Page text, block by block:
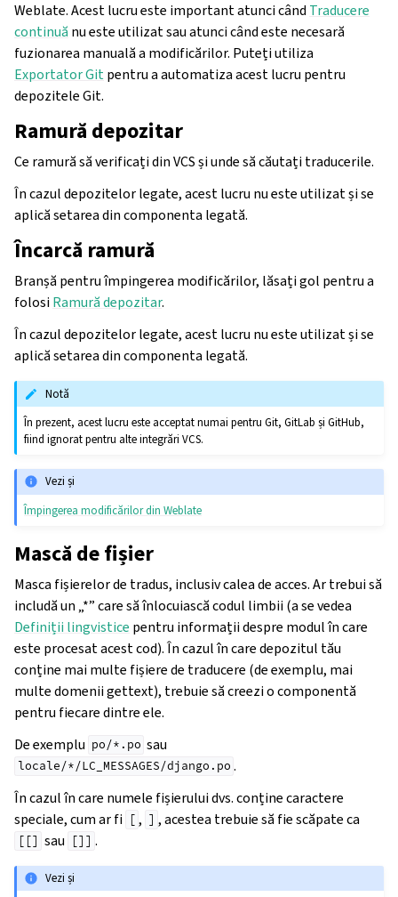
Weblate. Acest lucru este important atunci când Traducere
continuă nu este utilizat sau atunci când este necesară
fuzionarea manuală a modificărilor. Puteți utiliza
Exportator Gitpentru a automatiza acest lucru pentru
depozitele Git.
Ramură depozitar
Ce ramură să verificați din VCS și unde să căutați traducerile.
În cazul depozitelor legate, acest lucru nu este utilizat și se
aplică setarea din componenta legată.
Încarcă ramură
Branșă pentru împingerea modificărilor, lăsați gol pentru a
folosiRamură depozitar.
În cazul depozitelor legate, acest lucru nu este utilizat și se
aplică setarea din componenta legată.
Notă
În prezent, acest lucru este acceptat numai pentru Git, GitLab și GitHub,
fiind ignorat pentru alte integrări VCS.
Vezi și
Împingerea modificărilor din Weblate
Mască de fișier
Masca fișierelor de tradus, inclusiv calea de acces. Ar trebui să
includă un „*” care să înlocuiască codul limbii (a se vedea
Definiții lingvistice pentru informații despre modul în care
este procesat acest cod). În cazul în care depozitul tău
conține mai multe fișiere de traducere (de exemplu, mai
multe domenii gettext), trebuie să creezi o componentă
pentru fiecare dintre ele.
De exemplu po/*.po sau
locale/*/LC_MESSAGES/django.po .
În cazul în care numele fișierului dvs. conține caractere
speciale, cum ar fi [ , ] , acestea trebuie să fie scăpate ca
[[] sau []] .
Vezi și